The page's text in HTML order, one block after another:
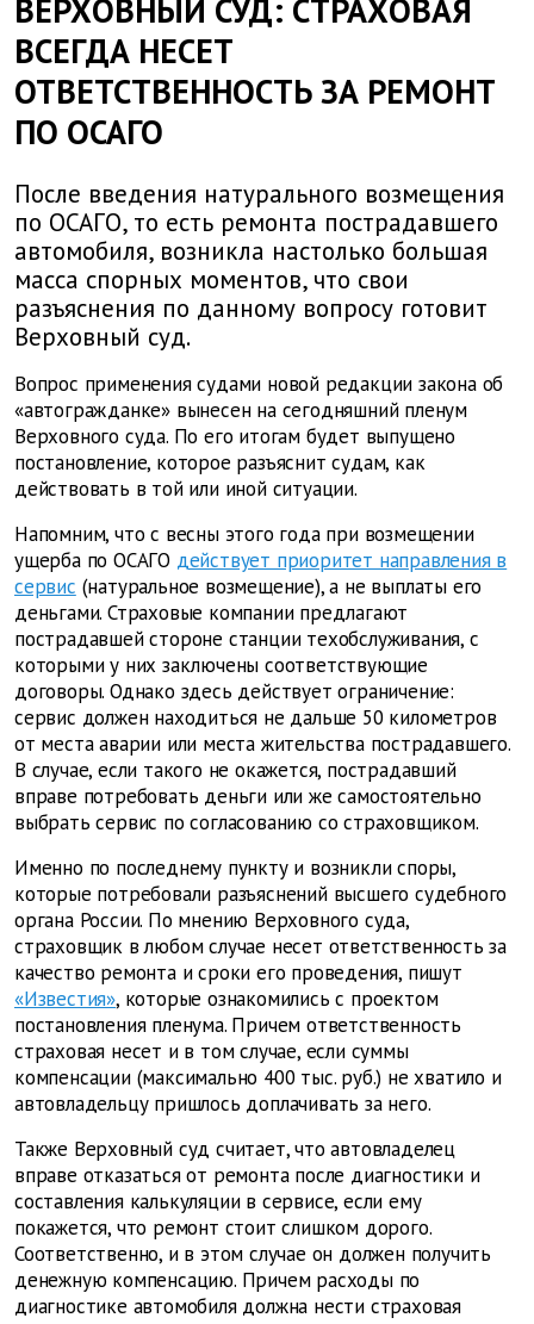
ВЕРХОВНЫЙ СУД: СТРАХОВАЯ
ВСЕГДА НЕСЕТ
ОТВЕТСТВЕННОСТЬ ЗА РЕМОНТ
ПО ОСАГО
После введения натурального возмещения
по ОСАГО, то есть ремонта пострадавшего
автомобиля, возникла настолько большая
масса спорных моментов, что свои
разъяснения по данному вопросу готовит
Верховный суд.
Вопрос применения судами новой редакции закона об
«автогражданке» вынесен на сегодняшний пленум
Верховного суда. По его итогам будет выпущено
постановление, которое разъяснит судам, как
действовать в той или иной ситуации.
Напомним, что с весны этого года при возмещении
ущерба по ОСАГО действует приоритет направления в
сервис (натуральное возмещение), а не выплаты его
деньгами. Страховые компании предлагают
пострадавшей стороне станции техобслуживания, с
которыми у них заключены соответствующие
договоры. Однако здесь действует ограничение:
сервис должен находиться не дальше 50 километров
от места аварии или места жительства пострадавшего.
В случае, если такого не окажется, пострадавший
вправе потребовать деньги или же самостоятельно
выбрать сервис по согласованию со страховщиком.
Именно по последнему пункту и возникли споры,
которые потребовали разъяснений высшего судебного
органа России. По мнению Верховного суда,
страховщик в любом случае несет ответственность за
качество ремонта и сроки его проведения, пишут
«Известия», которые ознакомились с проектом
постановления пленума. Причем ответственность
страховая несет и в том случае, если суммы
компенсации (максимально 400 тыс. руб.) не хватило и
автовладельцу пришлось доплачивать за него.
Также Верховный суд считает, что автовладелец
вправе отказаться от ремонта после диагностики и
составления калькуляции в сервисе, если ему
покажется, что ремонт стоит слишком дорого.
Соответственно, и в этом случае он должен получить
денежную компенсацию. Причем расходы по
диагностике автомобиля должна нести страховая